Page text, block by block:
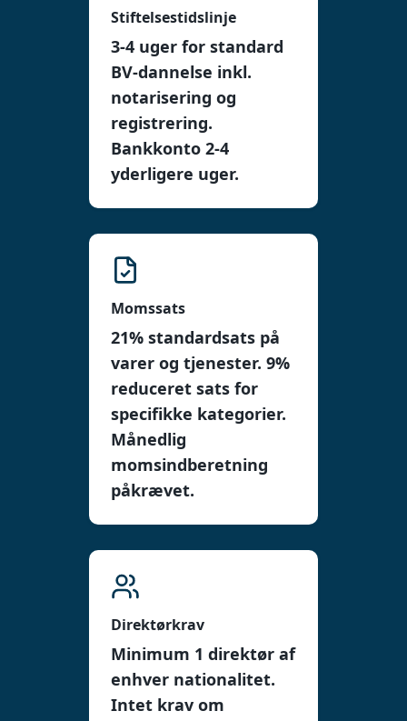
Stiftelsestidslinje
3-4 uger for standard
BV-dannelse inkl.
notarisering og
registrering.
Bankkonto 2-4
yderligere uger.
Momssats
21% standardsats på
varer og tjenester. 9%
reduceret sats for
specifikke kategorier.
Månedlig
momsindberetning
påkrævet.
Direktørkrav
Minimum 1 direktør af
enhver nationalitet.
Intet krav om